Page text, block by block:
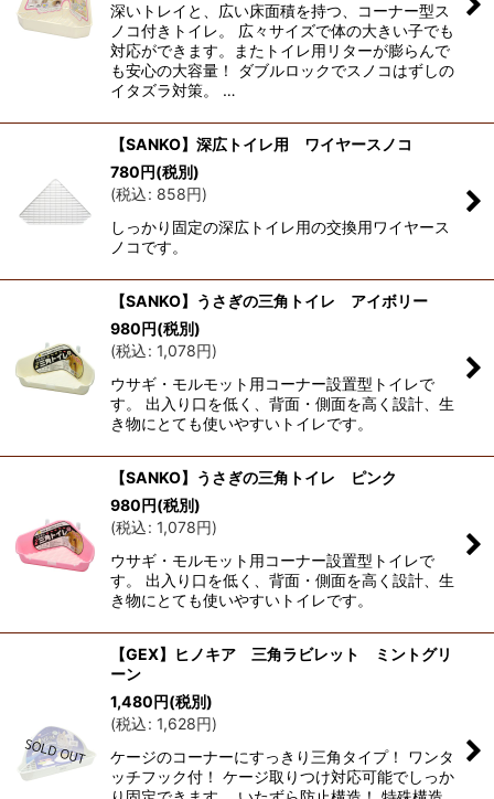
深いトレイと、広い床面積を持つ、コーナー型ス
ノコ付きトイレ。 広々サイズで体の大きい子でも
対応ができます。またトイレ用リターが膨らんで
も安心の大容量！ ダブルロックでスノコはずしの
イタズラ対策。 …
【SANKO】深広トイレ用 ワイヤースノコ
780円(税別)
(税込: 858円)
しっかり固定の深広トイレ用の交換用ワイヤース
ノコです。
【SANKO】うさぎの三角トイレ アイボリー
980円(税別)
(税込: 1,078円)
ウサギ・モルモット用コーナー設置型トイレで
す。 出入り口を低く、背面・側面を高く設計、生
き物にとても使いやすいトイレです。
【SANKO】うさぎの三角トイレ ピンク
980円(税別)
(税込: 1,078円)
ウサギ・モルモット用コーナー設置型トイレで
す。 出入り口を低く、背面・側面を高く設計、生
き物にとても使いやすいトイレです。
【GEX】ヒノキア 三角ラビレット ミントグリ
ーン
1,480円(税別)
(税込: 1,628円)
ケージのコーナーにすっきり三角タイプ！ ワンタ
ッチフック付！ ケージ取りつけ対応可能でしっか